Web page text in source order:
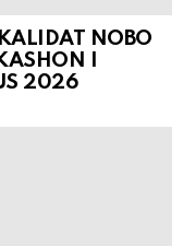
NOBO
I
2026